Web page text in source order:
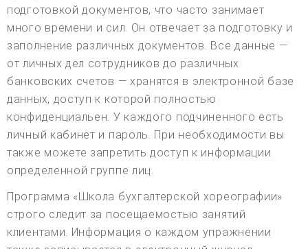
подготовкой документов, что часто занимает
много времени и сил. Он отвечает за подготовку и
заполнение различных документов. Все данные —
от личных дел сотрудников до различных
банковских счетов — хранятся в электронной базе
данных, доступ к которой полностью
конфиденциальен. У каждого подчиненного есть
личный кабинет и пароль. При необходимости вы
также можете запретить доступ к информации
определенной группе лиц.
Программа «Школа бухгалтерской хореографии»
строго следит за посещаемостью занятий
клиентами. Информация о каждом упражнении